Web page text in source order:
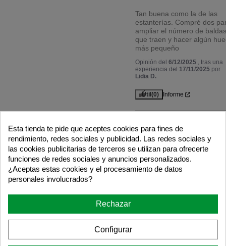
Tan buena como la de las
estanterías. Compré dos
ampliar el número de baldas
que traen y hacer algún
más pequeño
Opinión del 6/12/2025 , tras una
experiencia del 17/11/2025 por
Lidia D.
Útil (0) Informe
Opinión verificada
Buena relación calidad/
Opinión del20/4/2025
Esta tienda te pide que aceptes cookies para fines de
rendimiento, redes sociales y publicidad. Las redes sociales y
las cookies publicitarias de terceros se utilizan para ofrecerte
funciones de redes sociales y anuncios personalizados.
¿Aceptas estas cookies y el procesamiento de datos
personales involucrados?
Rechazar
Configurar